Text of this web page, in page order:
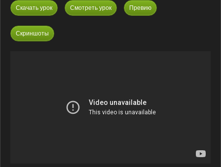
Скачать урок Смотреть урок Превию
Скриншоты